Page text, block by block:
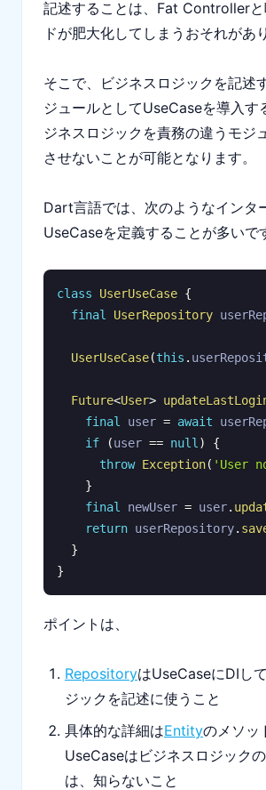
記述することは、Fat Controller
ドが肥大化してしまうおそれがあ
そこで、ビジネスロジックを記述
ジュールとしてUseCaseを導入す
ジネスロジックを責務の違うモジ
させないことが可能となります。
Dart言語では、次のようなインタ
UseCaseを定義することが多いで
class UserUseCase {
final
UserRepository
UserUseCase(this .
Future<User>
final
user = await
if
(user == null )
{
throw Exception( 'User
}
final
newUser = user.
return userRepository.
}
}
ポイントは、
RepositoryはUseCaseにDIし
ジックを記述に使うこと
具体的な詳細はEntityのメソッ
UseCaseはビジネスロジック
は、知らないこと